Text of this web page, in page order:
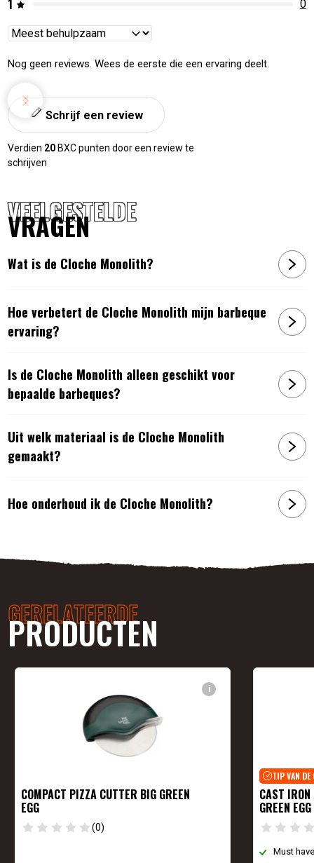
1 0
Reviews
Nog geen reviews. Wees de eerste die een ervaring deelt.
Schrijf een review
Verdien 20 BXC punten door een review te
schrijven
VEELGESTELDE
VRAGEN
Wat is de Cloche Monolith?
Hoe verbetert de Cloche Monolith mijn barbeque
ervaring?
Is de Cloche Monolith alleen geschikt voor
bepaalde barbeques?
Uit welk materiaal is de Cloche Monolith
gemaakt?
Hoe onderhoud ik de Cloche Monolith?
GERELATEERDE
PRODUCTEN
i
COMPACT PIZZA CUTTER BIG GREEN
EGG
(0)
TIP VAN DE
CAST
GREEN EGG
Must